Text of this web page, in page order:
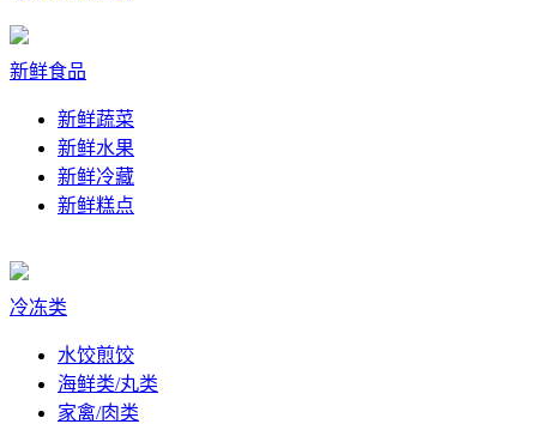
新鲜食品
新鲜蔬菜
新鲜水果
新鲜冷藏
新鲜糕点
冷冻类
水饺煎饺
海鲜类/丸类
家禽/肉类